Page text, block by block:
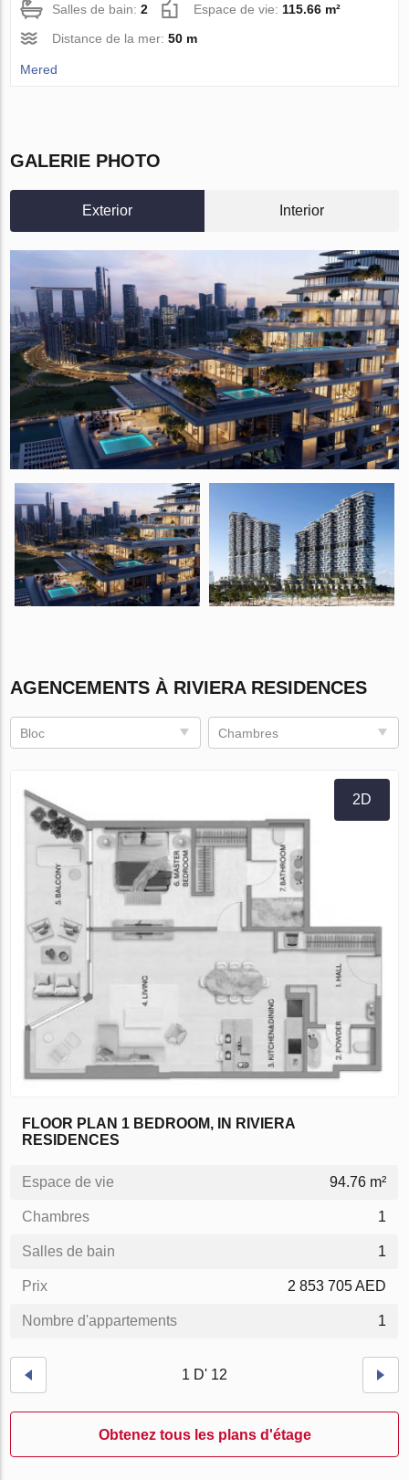
Salles de bain:2 Espace de vie: 115.66 m²
Distance de la mer:50 m
Mered
GALERIE PHOTO
Exterior Interior
AGENCEMENTS À RIVIERA RESIDENCES
Bloc Chambres
2D
FLOOR PLAN 1 BEDROOM, IN RIVIERA
RESIDENCES
Espace de vie 94.76 m²
Chambres 1
Salles de bain 1
Prix 2 853 705 AED
Nombre d'appartements 1
Obtenez tous les plans d'étage
1 D' 12